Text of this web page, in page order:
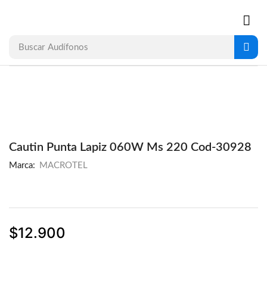
Buscar Audífonos
Cautin Punta Lapiz 060W Ms 220 Cod-30928
Marca: MACROTEL
$12.900